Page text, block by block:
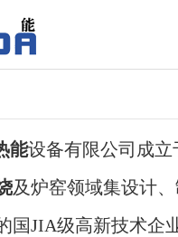
能设备有限公司成立
及炉窑领域集设计
国JIA级高新技术企